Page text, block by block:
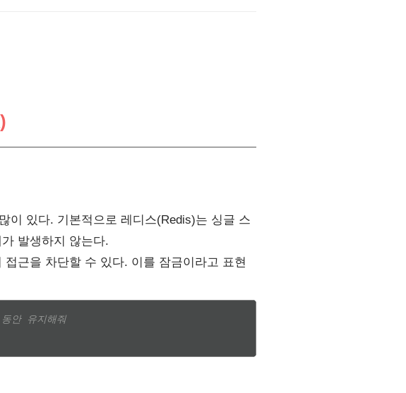
이 있다. 기본적으로 레디스(Redis)는 싱글 스
발생하지 않는다.
근을 차단할 수 있다. 이를 잠금이라고 표현
안 유지해줘